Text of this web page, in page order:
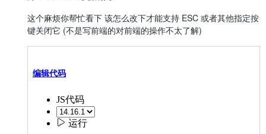
这个麻烦你帮忙看下 该怎么改下才能支持 ESC 或者其他指定按
键关闭它 (不是写前端的对前端的操作不太了解)